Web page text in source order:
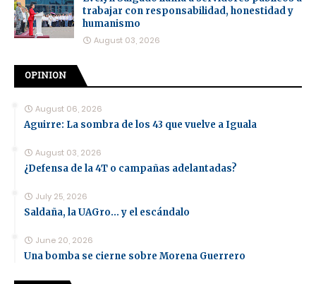
trabajar con responsabilidad, honestidad y
humanismo
August 03, 2026
OPINION
August 06, 2026
Aguirre: La sombra de los 43 que vuelve a Iguala
August 03, 2026
¿Defensa de la 4T o campañas adelantadas?
July 25, 2026
Saldaña, la UAGro... y el escándalo
June 20, 2026
Una bomba se cierne sobre Morena Guerrero